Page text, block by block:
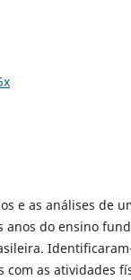
e as análises de
anos do ensino
com as atividades